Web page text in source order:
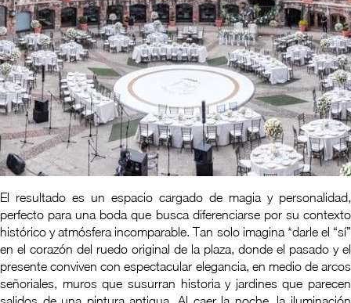
El resultado es un espacio cargado de magia y personalidad,
perfecto para una boda que busca diferenciarse por su contexto
histórico y atmósfera incomparable. Tan solo imagina *darle el “sí”
en el corazón del ruedo original de la plaza, donde el pasado y el
presente conviven con espectacular elegancia, en medio de arcos
señoriales, muros que susurran historia y jardines que parecen